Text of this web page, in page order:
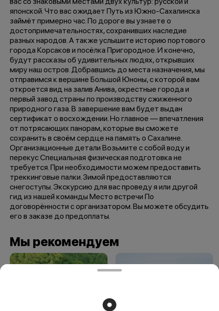
японской. Что вас ожидает Путь из Южно-Сахалинска
займёт примерно час. По дороге вы узнаете о
достопримечательностях, сохранивших наследие
разных народов. А также услышите историю портового
города Корсаков и посёлка Пригородное. И конечно,
будут рассказы об удивительных людях, открывших
миру наш остров. Добравшись до места назначения, мы
отправимся к вершине Большой Юноны, с которой вам
откроется вид на залив Анива, окрестные города и
первый завод страны по производству сжиженного
природного газа. В завершение вам будет выдан
сертификат о восхождении. Но главное — впечатления
от потрясающих панорам, которые вы сможете
сохранить в своём сердце на память о Сахалине.
Организационные детали Возьмите с собой воду и
перекус Специальная физическая подготовка не
требуется. При необходимости можем предоставить
треккинговые палки. Зимой предоставляются
снегоступы. Экскурсию для вас проведу я или другой
гид из нашей команды Место встречи По
договорённости с организатором. Вы можете обсудить
его в заказе до предоплаты.
Мы рекомендуем